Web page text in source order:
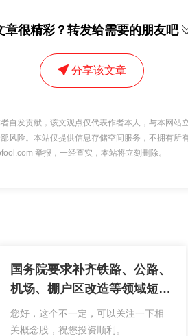
章很精彩？转发给需要的朋友吧
分享该文章
自发贡献，该文观点仅代表作者本人，与本网站
风险。本站仅提供信息存储空间服务，不拥有所
举报，一经查实，本站将立刻删除。
国务院要求补齐铁路、公路、
机场、棚户区改造等领域短
板，今天相关概念股会不会上
涨？
您好，这个不一定，可以关注一下相
关概念股，祝您投资顺利。